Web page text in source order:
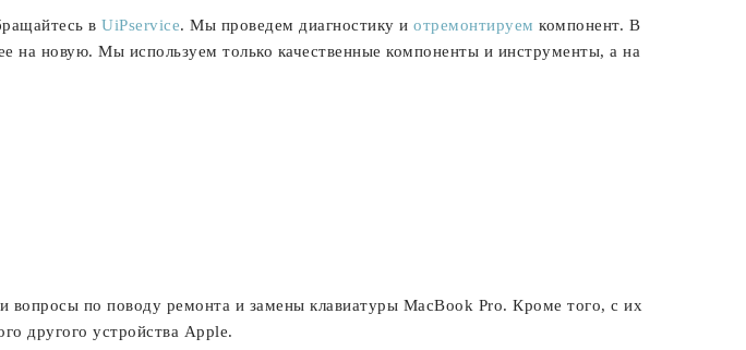
в UiPservice. Мы проведем диагностику и отремонтируем компонент. В
на новую. Мы используем только качественные компоненты и инструменты, а на
вопросы по поводу ремонта и замены клавиатуры MacBook Pro. Кроме того, с их
другого устройства Apple.